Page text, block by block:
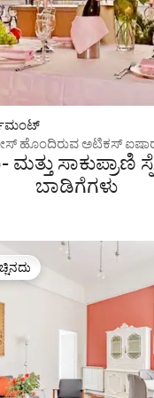
ಹೊಂದಿರುವ ಅಟಿಕಸ್
ಮತ್ತು ಸಾಕುಪ್ರಾಣಿ
ಬಾಡಿಗೆಗಳು